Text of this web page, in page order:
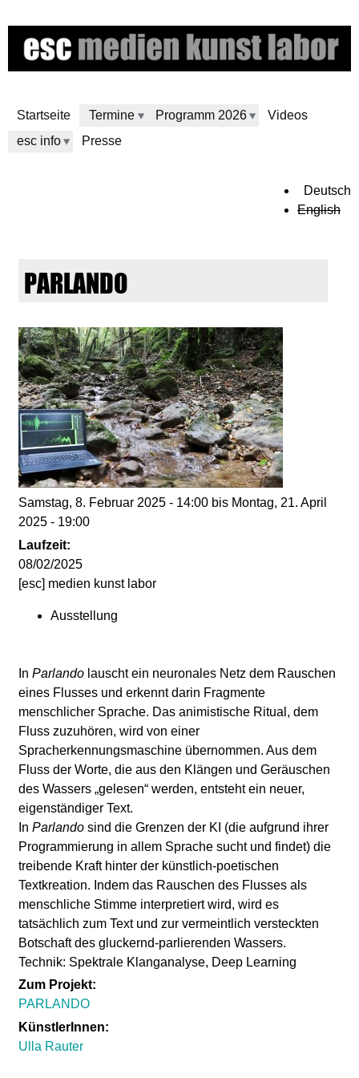
zum
Inhalt
Startseite Termine Programm 2026
Videos
esc info
Presse
m
e
d
e
n
k
u
a
b
o
Deutsch
English
PARLANDO
Samstag, 8. Februar 2025 - 14:00 bis Montag, 21. April
2025 - 19:00
Laufzeit:
08/02/2025
[esc] medien kunst labor
Ausstellung
InParlando lauscht ein neuronales Netz dem Rauschen
eines Flusses und erkennt darin Fragmente
menschlicher Sprache. Das animistische Ritual, dem
Fluss zuzuhören, wird von einer
Spracherkennungsmaschine übernommen. Aus dem
Fluss der Worte, die aus den Klängen und Geräuschen
des Wassers „gelesen“ werden, entsteht ein neuer,
eigenständiger Text.
InParlando sind die Grenzen der KI (die aufgrund ihrer
Programmierung in allem Sprache sucht und findet) die
treibende Kraft hinter der künstlich-poetischen
Textkreation. Indem das Rauschen des Flusses als
menschliche Stimme interpretiert wird, wird es
tatsächlich zum Text und zur vermeintlich versteckten
Botschaft des gluckernd-parlierenden Wassers.
Technik: Spektrale Klanganalyse, Deep Learning
Zum Projekt:
PARLANDO
KünstlerInnen:
Ulla Rauter